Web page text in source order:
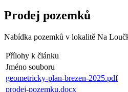
Prodej pozemků
Nabídka pozemků v lokalitě Na
Přílohy k článku
Jméno souboru
geometricky-plan-brezen-2025.pdf
prodej-pozemku.docx